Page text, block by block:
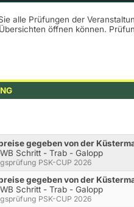
alle Prüfungen der
öffnen können.
gegeben von der
Schritt - Trab - Galopp
PSK-CUP 2026
gegeben von der
Schritt - Trab - Galopp
PSK-CUP 2026